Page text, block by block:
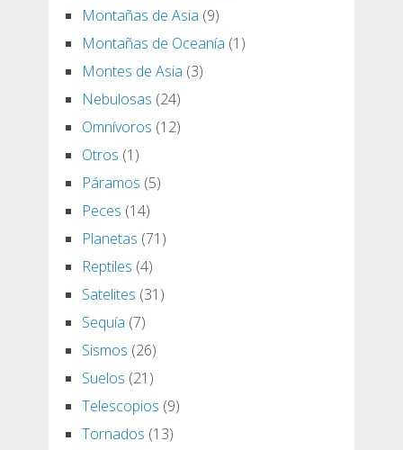
Montañas de Asia (9)
Montañas de Oceanía (1)
Montes de Asia (3)
Nebulosas (24)
Omnívoros (12)
Otros (1)
Páramos (5)
Peces (14)
Planetas (71)
Reptiles (4)
Satelites (31)
Sequía (7)
Sismos (26)
Suelos (21)
Telescopios (9)
Tornados (13)